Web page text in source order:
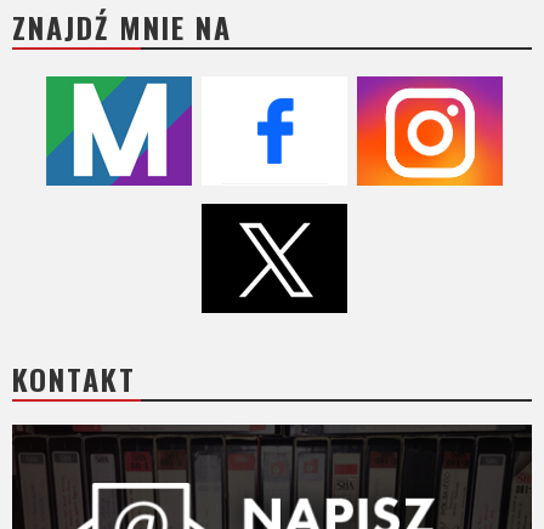
ZNAJDŹ MNIE NA
KONTAKT